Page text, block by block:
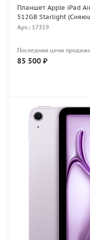
Планшет Apple iPad
512GB Starlight
Арт.: 17319
Последняя цена
85 500 ₽